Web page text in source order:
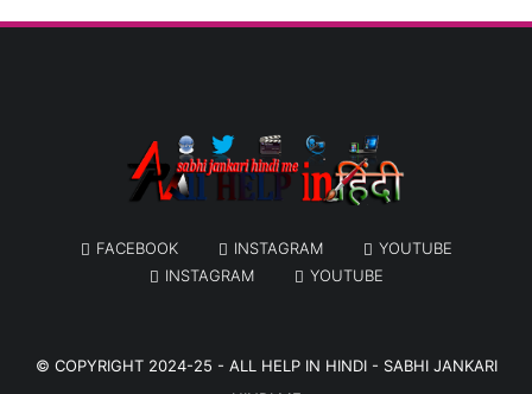
FACEBOOK INSTAGRAM
YOUTUBE
INSTAGRAM
YOUTUBE
© COPYRIGHT 2024-25 - ALL HELP IN HINDI - SABHI JANKARI